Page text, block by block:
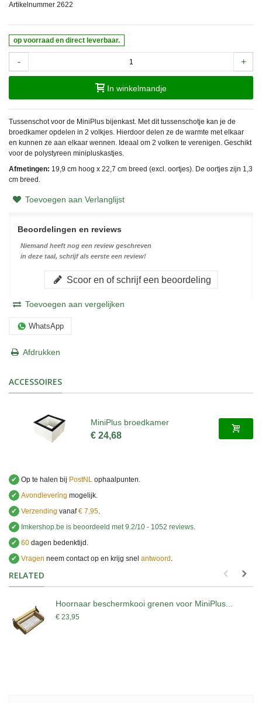
Artikelnummer 2622
op voorraad en direct leverbaar.
- +
In winkelmandje
Tussenschot voor de MiniPlus bijenkast. Met dit tussenschotje kan je de
broedkamer opdelen in 2 volkjes. Hierdoor delen ze de warmte met elkaar
en kunnen ze aan elkaar wennen. Ideaal om 2 volken te verenigen. Geschikt
voor de polystyreen minipluskastjes.
Afmetingen: 19,9 cm hoog x 22,7 cm breed (excl. oortjes). De oortjes zijn 1,3
cm breed.
Toevoegen aan Verlanglijst
Beoordelingen en reviews
Niemand heeft nog een review geschreven
in deze taal, schrijf als eerste een review!
Scoor en of schrijf een beoordeling
Toevoegen aan vergelijken
WhatsApp
Afdrukken
ACCESSOIRES
MiniPlus broedkamer
€ 24,68
✔ Op te halen bij PostNL ophaalpunten.
✔ Avondlevering mogelijk.
✔ Verzending vanaf€ 7,95.
✔
Imkershop.be is beoordeeld met9.2/10 - 1052 reviews.
✔ 60 dagen bedenktijd.
✔ Vragen neem contact op en krijg snel antwoord .
RELATED
Hoornaar beschermkooi grenen voor MiniPlus...
€ 23,95